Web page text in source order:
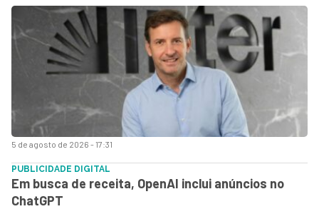
5 de agosto de 2026 - 17:31
PUBLICIDADE DIGITAL
Em busca de receita, OpenAI inclui anúncios no
ChatGPT